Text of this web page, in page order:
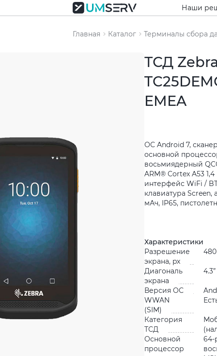
Наши
Главная Каталог Терминалы сбора
ТСД
EMEA
ОС Android 7,
основной
восьмиядерный
ARM® Cortex A53 1,4
интерфейс WiFi /
клавиатура Screen,
мАч, IP65,
Характеристики
Разрешение
экрана, px
Диагональ
экрана
4.3”
Версия ОС
WWAN
(SIM)
Категория
ТСД
Основной
процессор
64-